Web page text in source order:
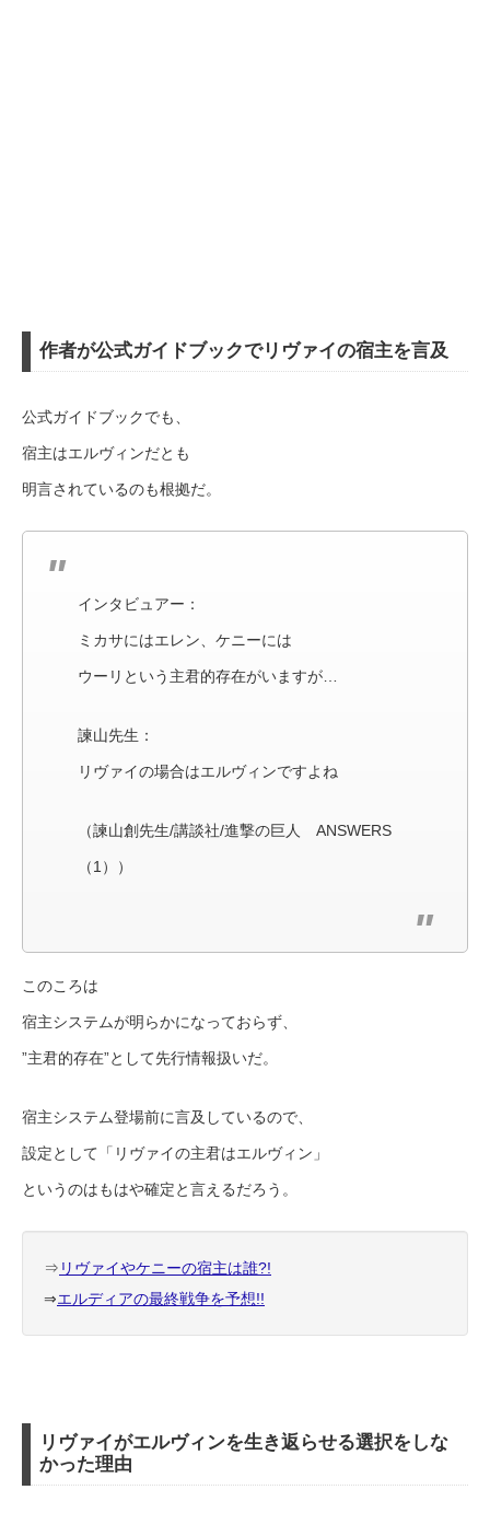
作者が公式ガイドブックでリヴァイの宿主を言及
公式ガイドブックでも、
宿主はエルヴィンだとも
明言されているのも根拠だ。
インタビュアー：
ミカサにはエレン、ケニーには
ウーリという主君的存在がいますが…
諫山先生：
リヴァイの場合はエルヴィンですよね
（諫山創先生/講談社/進撃の巨人 ANSWERS
（1））
このころは
宿主システムが明らかになっておらず、
”主君的存在”として先行情報扱いだ。
宿主システム登場前に言及しているので、
設定として「リヴァイの主君はエルヴィン」
というのはもはや確定と言えるだろう。
⇒ リヴァイやケニーの宿主は誰?!
⇒エルディアの最終戦争を予想!!
リヴァイがエルヴィンを生き返らせる選択をしな
かった理由